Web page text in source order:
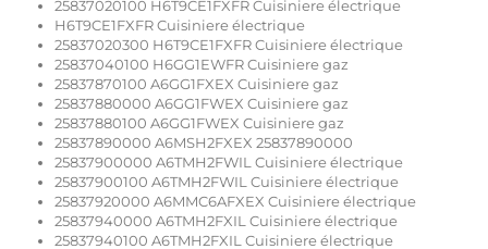
25837020100 H6T9CE1FXFR Cuisiniere électrique
H6T9CE1FXFR Cuisiniere électrique
25837020300 H6T9CE1FXFR Cuisiniere électrique
25837040100 H6GG1EWFR Cuisiniere gaz
25837870100 A6GG1FXEX Cuisiniere gaz
25837880000 A6GG1FWEX Cuisiniere gaz
25837880100 A6GG1FWEX Cuisiniere gaz
25837890000 A6MSH2FXEX 25837890000
25837900000 A6TMH2FWIL Cuisiniere électrique
25837900100 A6TMH2FWIL Cuisiniere électrique
25837920000 A6MMC6AFXEX Cuisiniere électrique
25837940000 A6TMH2FXIL Cuisiniere électrique
25837940100 A6TMH2FXIL Cuisiniere électrique